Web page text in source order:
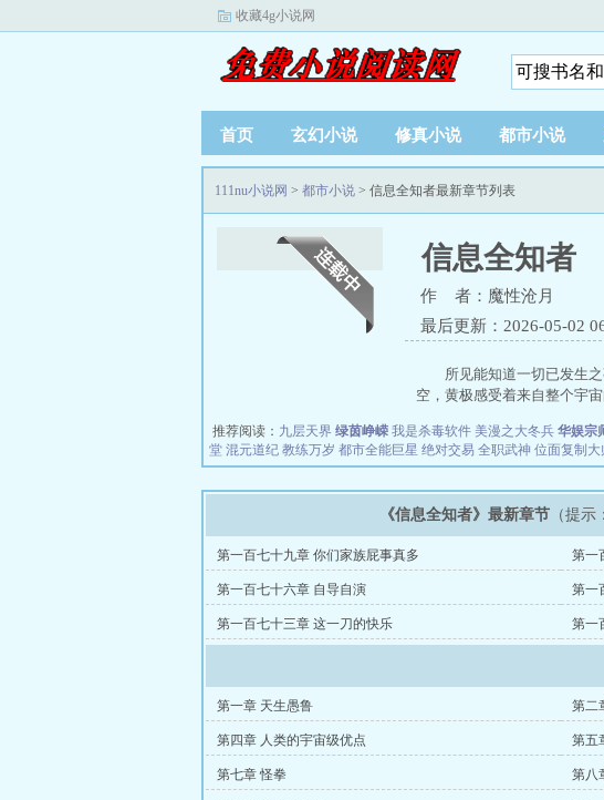
收藏4g小说网
首页 玄幻小说 修真小说 都市小说
111nu小说网 > 都市小说 > 信息全知者最新章节列表
信息全知者
作 者：魔性沧月
最后更新：2026-05-02
所见能知道一切已发生
空，黄极感受着来自整个宇
推荐阅读： 九层天界 绿茵峥嵘 我是杀毒软件 美漫之大冬兵 华娱宗
堂 混元道纪 教练万岁 都市全能巨星 绝对交易 全职武神 位面复制大
《信息全知者》最新章节 （提
第一百七十九章 你们家族屁事真多 第一
第一百七十六章 自导自演 第一
第一百七十三章 这一刀的快乐 第一
第一章 天生愚鲁 第二
第四章 人类的宇宙级优点 第五
第七章 怪拳 第八